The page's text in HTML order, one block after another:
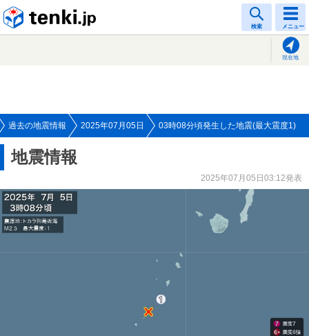
検索 メニュー
現在地
過去の地震情報 2025年07月05日 03時08分頃発生した地震(最大震度1)
地震情報
2025年07月05日03:12発表